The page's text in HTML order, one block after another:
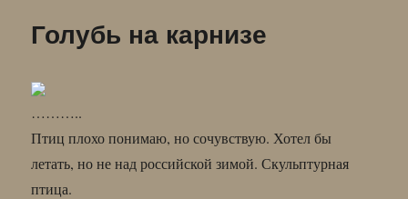
Голубь на карнизе
………..
Птиц плохо понимаю, но сочувствую. Хотел бы
летать, но не над российской зимой. Скульптурная
птица.